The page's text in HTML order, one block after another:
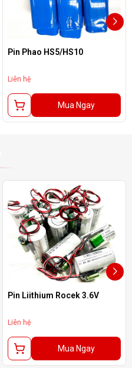
Pin Phao HS5/HS10
Liên hệ
Mua Ngay
Pin Liithium Rocek 3.6V
Liên hệ
Mua Ngay